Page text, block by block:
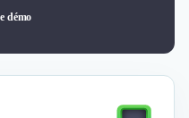
démo